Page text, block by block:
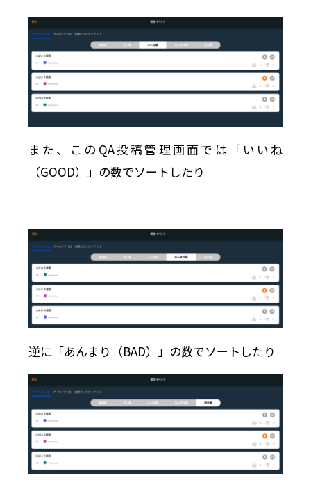
また、このQA投稿管理画面では「いいね
（GOOD）」の数でソートしたり
逆に「あんまり（BAD）」の数でソートしたり